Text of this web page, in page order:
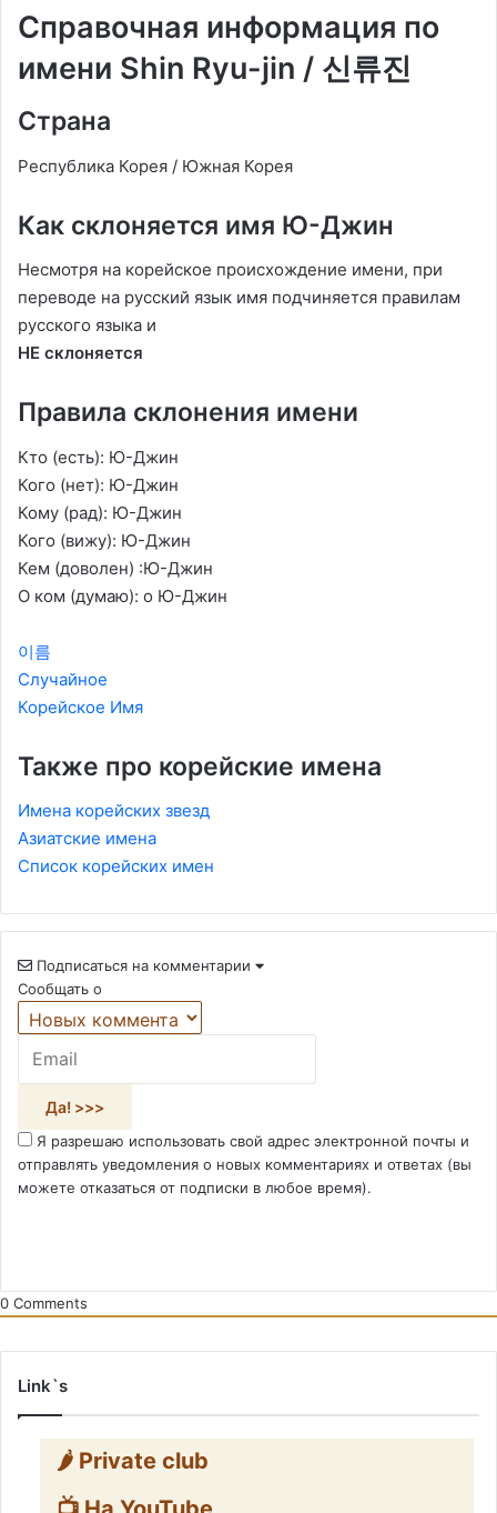
Справочная информация по
имени Shin Ryu-jin / 신류진
Страна
Республика Корея / Южная Корея
Как склоняется имя Ю-Джин
Несмотря на корейское происхождение имени, при
переводе на русский язык имя подчиняется правилам
русского языка и
НЕ склоняется
Правила склонения имени
Кто (есть): Ю-Джин
Кого (нет): Ю-Джин
Кому (рад): Ю-Джин
Кого (вижу): Ю-Джин
Кем (доволен) :Ю-Джин
О ком (думаю): о Ю-Джин
이름
Случайное
Корейское Имя
Также про корейские имена
Имена корейских звезд
Азиатские имена
Список корейских имен
Подписаться на комментарии
Сообщать о
Я разрешаю использовать свой адрес электронной почты и
отправлять уведомления о новых комментариях и ответах (вы
можете отказаться от подписки в любое время).
0 Comments
Link`s
🌶️ Private club